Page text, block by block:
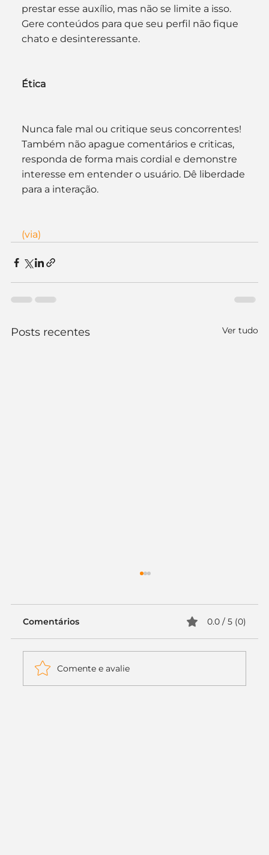
prestar esse auxílio, mas não se limite a isso.
Gere conteúdos para que seu perfil não fique
chato e desinteressante.
Ética
Nunca fale mal ou critique seus concorrentes!
Também não apague comentários e criticas,
responda de forma mais cordial e demonstre
interesse em entender o usuário. Dê liberdade
para a interação.
(via)
Posts recentes Ver tudo
Comentários 0.0 / 5 (0)
Comente e avalie